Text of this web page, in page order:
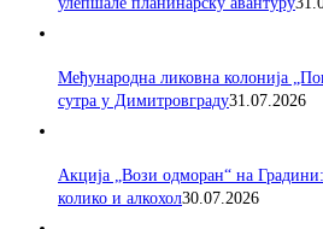
Међународна ликовна колонија
сутра у Димитровграду31.07.2026
Акција „Вози одморан“ на
колико и алкохол30.07.2026